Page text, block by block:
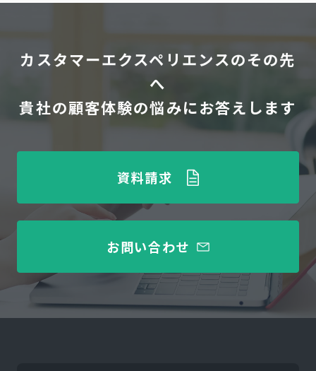
カスタマーエクスペリエンスのその先
へ
貴社の顧客体験の悩みにお答えします
資料請求
お問い合わせ